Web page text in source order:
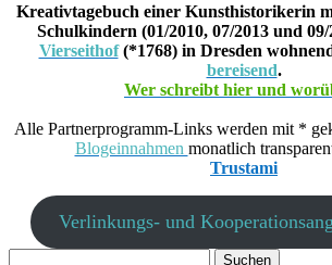
Kreativtagebuch einer Kunsthistorikerin
Schulkindern (01/2010, 07/2013 und
Vierseithof(*1768) in Dresden
bereisend.
Wer schreibt hier und
Alle Partnerprogramm-Links werden mit *
Blogeinnahmen monatlich
Trustami
Verlinkungs- und